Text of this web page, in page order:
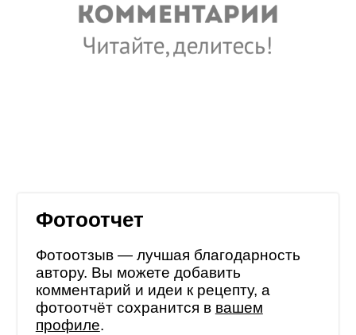
Фотоотчет
Фотоотзыв — лучшая благодарность
автору. Вы можете добавить
комментарий и идеи к рецепту, а
фотоотчёт сохранится в вашем
профиле.